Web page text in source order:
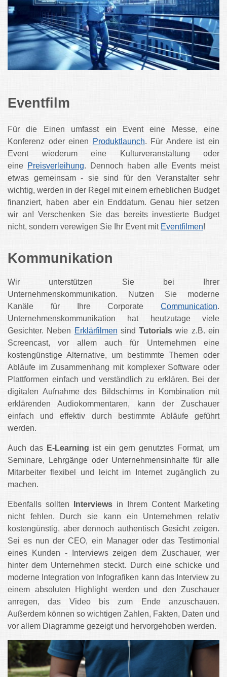
Eventfilm
Für die Einen umfasst ein Event eine Messe, eine
Konferenz oder einen
Produktlaunch. Für Andere ist ein
Event wiederum eine Kulturveranstaltung oder
eine Preisverleihung. Dennoch haben alle Events meist
etwas gemeinsam - sie sind für den Veranstalter sehr
wichtig, werden in der Regel mit einem erheblichen Budget
finanziert, haben aber ein Enddatum. Genau hier setzen
wir an! Verschenken Sie das bereits investierte Budget
nicht, sondern verewigen Sie Ihr Event mit Eventfilmen!
Kommunikation
Wir unterstützen Sie bei Ihrer
Unternehmenskommunikation. Nutzen Sie moderne
Kanäle für Ihre Corporate Communication.
Unternehmenskommunikation hat heutzutage viele
Gesichter. Neben Erklärfilmen sindTutorials wie z.B. ein
Screencast, vor allem auch für Unternehmen eine
kostengünstige Alternative, um bestimmte Themen oder
Abläufe im Zusammenhang mit komplexer Software oder
Plattformen einfach und verständlich zu erklären. Bei der
digitalen Aufnahme des Bildschirms in Kombination mit
erklärenden Audiokommentaren, kann der Zuschauer
einfach und effektiv durch bestimmte Abläufe geführt
werden.
Auch das E-Learning ist ein gern genutztes Format, um
Seminare, Lehrgänge oder Unternehmensinhalte für alle
Mitarbeiter flexibel und leicht im Internet zugänglich zu
machen.
Ebenfalls sollten Interviews in Ihrem Content Marketing
nicht fehlen. Durch sie kann ein Unternehmen relativ
kostengünstig, aber dennoch authentisch Gesicht zeigen.
Sei es nun der CEO, ein Manager oder das Testimonial
eines Kunden - Interviews zeigen dem Zuschauer, wer
hinter dem Unternehmen steckt. Durch eine schicke und
moderne Integration von Infografiken kann das Interview zu
einem absoluten Highlight werden und den Zuschauer
anregen, das Video bis zum Ende anzuschauen.
Außerdem können so wichtigen Zahlen, Fakten, Daten und
vor allem Diagramme gezeigt und hervorgehoben werden.